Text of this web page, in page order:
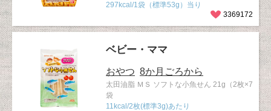
297kcal/1袋（標準53g）当り
3369172
ベビー・ママ
おやつ 8か月ごろから
太田油脂 ＭＳ ソフトな小魚せん 21g（2枚×7
袋
11kcal/2枚(標準3g)あたり